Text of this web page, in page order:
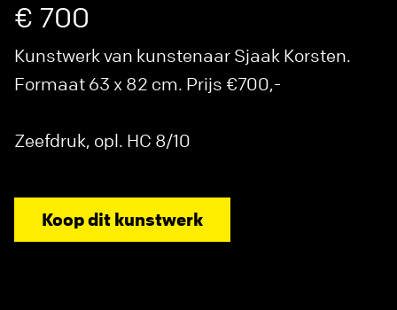
€ 700
Kunstwerk van kunstenaar Sjaak Korsten.
Formaat 63 x 82 cm. Prijs €700,-
Zeefdruk, opl. HC 8/10
Koop dit kunstwerk